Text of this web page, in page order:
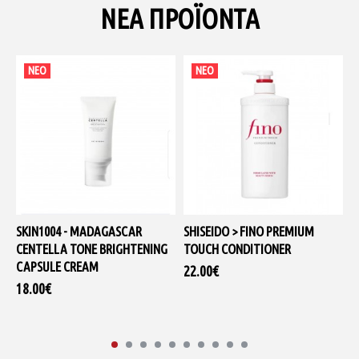
ΝΕΑ ΠΡΟΪΟΝΤΑ
ΝΈΟ
SKIN1004 - MADAGASCAR
CENTELLA TONE BRIGHTENING
CAPSULE CREAM
18.00€
ΝΈΟ
SHISEIDO > FINO PREMIUM
TOUCH CONDITIONER
22.00€